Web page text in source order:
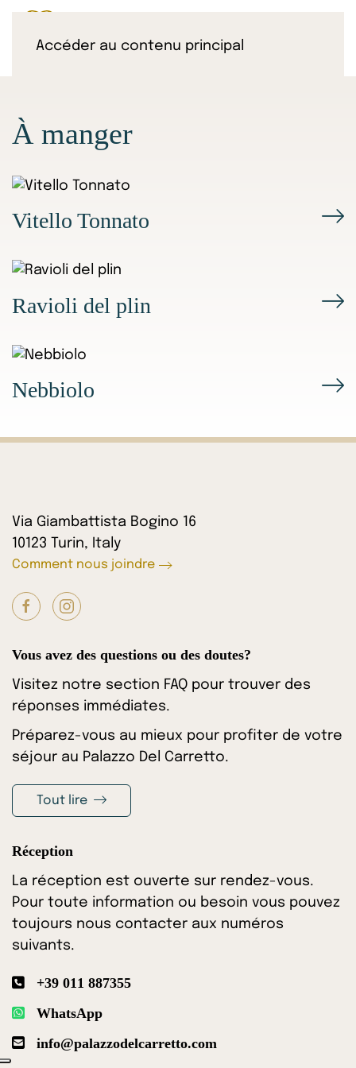
Accéder au contenu principal
À manger
Vitello Tonnato
Ravioli del plin
Nebbiolo
Via Giambattista Bogino 16
10123 Turin, Italy
Comment nous joindre
Vous avez des questions ou des doutes?
Visitez notre section FAQ pour trouver des
réponses immédiates.
Préparez-vous au mieux pour profiter de votre
séjour au Palazzo Del Carretto.
Tout lire
Réception
La réception est ouverte sur rendez-vous.
Pour toute information ou besoin vous pouvez
toujours nous contacter aux numéros
suivants.
+39 011 887355
WhatsApp
info@palazzodelcarretto.com